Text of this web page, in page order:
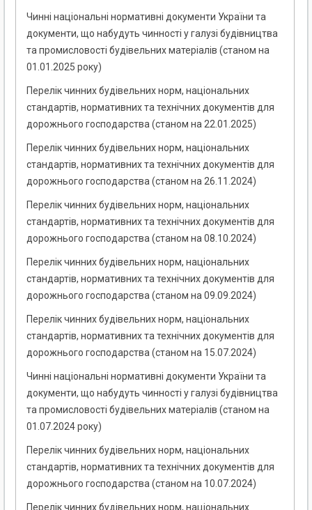
Чинні національні нормативні документи України та
документи, що набудуть чинності у галузі будівництва
та промисловості будівельних матеріалів (станом на
01.01.2025 року)
Перелік чинних будівельних норм, національних
стандартів, нормативних та технічних документів для
дорожнього господарства (станом на 22.01.2025)
Перелік чинних будівельних норм, національних
стандартів, нормативних та технічних документів для
дорожнього господарства (станом на 26.11.2024)
Перелік чинних будівельних норм, національних
стандартів, нормативних та технічних документів для
дорожнього господарства (станом на 08.10.2024)
Перелік чинних будівельних норм, національних
стандартів, нормативних та технічних документів для
дорожнього господарства (станом на 09.09.2024)
Перелік чинних будівельних норм, національних
стандартів, нормативних та технічних документів для
дорожнього господарства (станом на 15.07.2024)
Чинні національні нормативні документи України та
документи, що набудуть чинності у галузі будівництва
та промисловості будівельних матеріалів (станом на
01.07.2024 року)
Перелік чинних будівельних норм, національних
стандартів, нормативних та технічних документів для
дорожнього господарства (станом на 10.07.2024)
Перелік чинних будівельних норм, національних